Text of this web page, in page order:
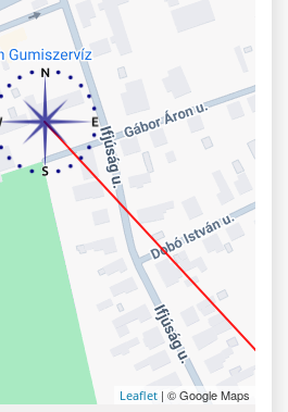
Leaflet | © Google Maps